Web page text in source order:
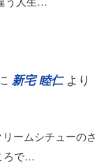
新宅 睦仁より
ームシチューの
ろで…